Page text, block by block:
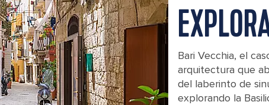
Bari Vecchia, el
arquitectura que
del laberinto de
explorando la